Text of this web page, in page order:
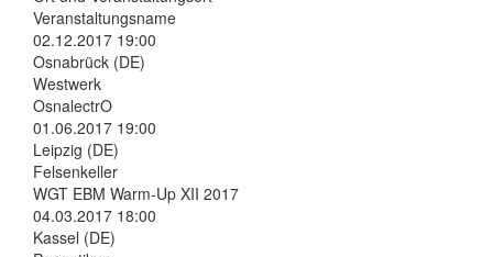
Veranstaltungsname
02.12.2017 19:00
Osnabrück (DE)
Westwerk
OsnalectrO
01.06.2017 19:00
Leipzig (DE)
Felsenkeller
WGT EBM Warm-Up XII 2017
04.03.2017 18:00
Kassel (DE)